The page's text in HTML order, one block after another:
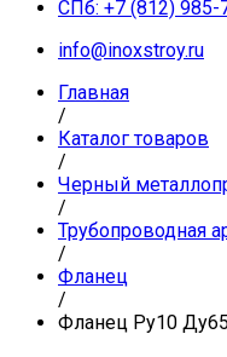
СПб: +7 (812) 985-
info@inoxstroy.ru
Главная
/
Каталог товаров
/
Черный
/
Трубопроводная
/
Фланец
/
Фланец Ру10 Ду65